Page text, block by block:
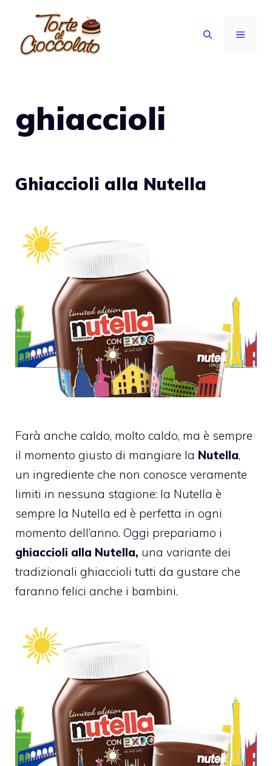
contenuto
MENU
ghiaccioli
Ghiaccioli alla Nutella
Farà anche caldo, molto caldo, ma è sempre
il momento giusto di mangiare la Nutella,
un ingrediente che non conosce veramente
limiti in nessuna stagione: la Nutella è
sempre la Nutella ed è perfetta in ogni
momento dell’anno. Oggi prepariamo i
ghiaccioli alla Nutella, una variante dei
tradizionali ghiaccioli tutti da gustare che
faranno felici anche i bambini.